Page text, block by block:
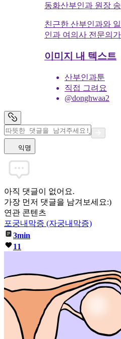
동화산부인과 원장
친근한 산부인과와
인과 여의사 전문의
이미지 내 텍스트
산부인과툰
직접 그려요
@donghwaa2
익명
아직 댓글이 없어요.
가장 먼저 댓글을 남겨보세요:)
연관 콘텐츠
포궁내막증 (자궁내막증)
3min
11